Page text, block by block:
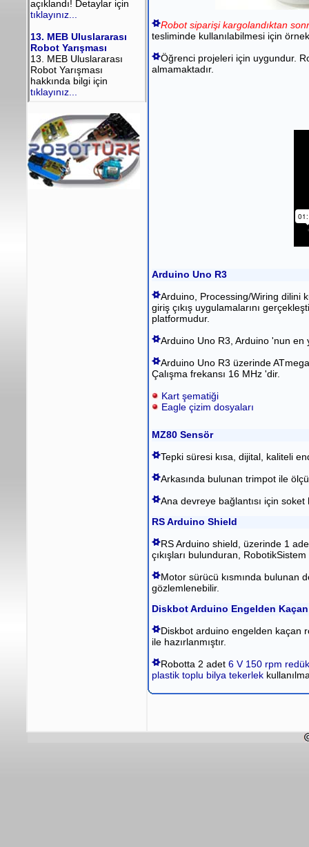
Robot siparişi kargolandıktan
tesliminde kullanılabilmesi için
Öğrenci projeleri için uygundur.
almamaktadır.
Arduino Uno R3
Arduino, Processing/Wiring dilini
giriş çıkış uygulamalarını
platformudur.
Arduino Uno R3, Arduino 'nun en
Arduino Uno R3 üzerinde
Çalışma frekansı 16 MHz 'dir.
Kart şematiği
Eagle çizim dosyaları
MZ80 Sensör
Tepki süresi kısa, dijital, kaliteli
Arkasında bulunan trimpot ile
Ana devreye bağlantısı için soket
RS Arduino Shield
RS Arduino shield, üzerinde 1
çıkışları bulunduran,
Motor sürücü kısmında bulunan
gözlemlenebilir.
Diskbot Arduino Engelden
Diskbot arduino engelden kaçan
ile hazırlanmıştır.
Robotta 2 adet 6 V 150 rpm
plastik toplu bilya tekerlek